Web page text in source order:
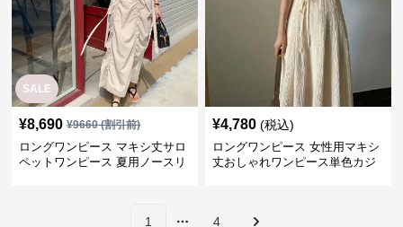
SALE
¥8,690 ¥9660(割引前)
ロングワンピース マキシ丈サロ
ペットワンピース 夏用ノースリ
¥4,780 (税込)
ロングワンピース 女性用マキシ
丈おしゃれワンピース単色カジ
1 4